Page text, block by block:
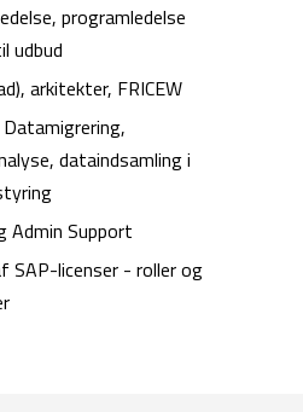
programledelse
udbud
arkitekter, FRICEW
dataindsamling i
Admin Support
SAP-licenser - roller og